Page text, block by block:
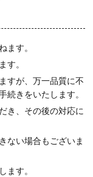
ます。
す。
すが、万一品質に不
続きをいたします。
き、その後の対応に
ない場合もございま
ます。